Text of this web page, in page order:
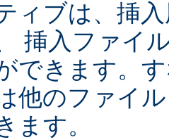
ィブは、挿
挿入ファイ
できます。
他のファイ
ます。